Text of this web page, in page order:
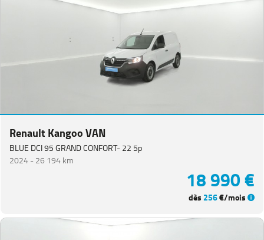
Renault Kangoo VAN
BLUE DCI 95 GRAND CONFORT- 22 5p
2024 -26 194 km
18 990 €
dès 256€/mois